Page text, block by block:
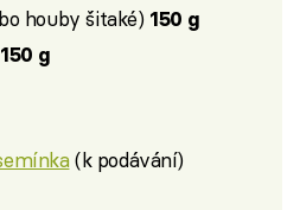
houby šitaké) 150 g
150 g
(k podávání)